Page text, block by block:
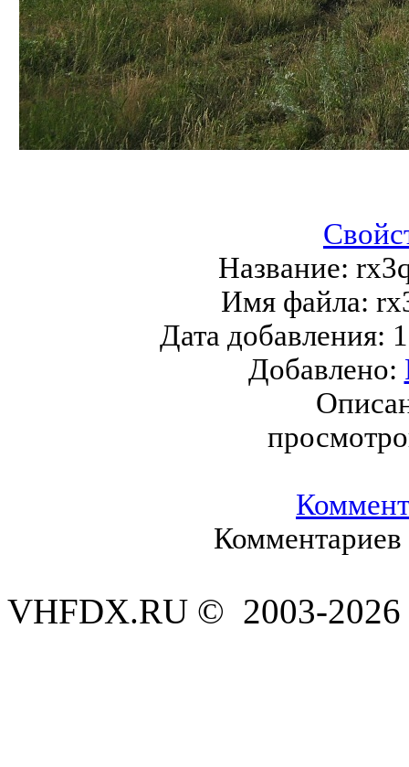
Название:
Имя файла:
Дата добавления:
Добавлено:
Комментариев
VHFDX.RU © 2003-2026